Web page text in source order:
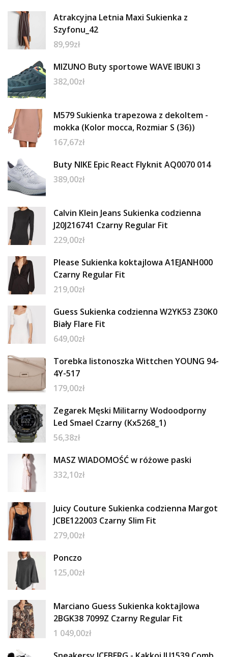
Atrakcyjna Letnia Maxi Sukienka z
Szyfonu_42
89,99zł
MIZUNO Buty sportowe WAVE IBUKI 3
382,00zł
M579 Sukienka trapezowa z dekoltem -
mokka (Kolor mocca, Rozmiar S (36))
167,67zł
Buty NIKE Epic React Flyknit AQ0070 014
389,00zł
Calvin Klein Jeans Sukienka codzienna
J20J216741 Czarny Regular Fit
229,00zł
Please Sukienka koktajlowa A1EJANH000
Czarny Regular Fit
219,00zł
Guess Sukienka codzienna W2YK53 Z30K0
Biały Flare Fit
649,00zł
Torebka listonoszka Wittchen YOUNG 94-
4Y-517
179,00zł
Zegarek Męski Militarny Wodoodporny
Led Smael Czarny (Kx5268_1)
56,38zł
MASZ WIADOMOŚĆ w różowe paski
332,10zł
Juicy Couture Sukienka codzienna Margot
JCBE122003 Czarny Slim Fit
279,00zł
Ponczo
125,00zł
Marciano Guess Sukienka koktajlowa
2BGK38 7099Z Czarny Regular Fit
1 049,00zł